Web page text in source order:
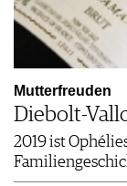
Mutterfreuden
Diebolt-
2019 ist